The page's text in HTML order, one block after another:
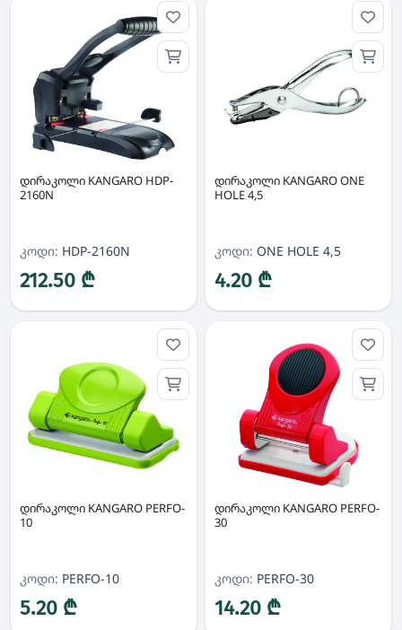
დირაკოლი KANGARO HDP-
2160N
კოდი: HDP-2160N
212.50 ₾
დირაკოლი KANGARO ONE
HOLE 4,5
კოდი: ONE HOLE 4,5
4.20 ₾
დირაკოლი KANGARO PERFO-
10
კოდი: PERFO-10
5.20 ₾
დირაკოლი KANGARO PERFO-
30
კოდი: PERFO-30
14.20 ₾